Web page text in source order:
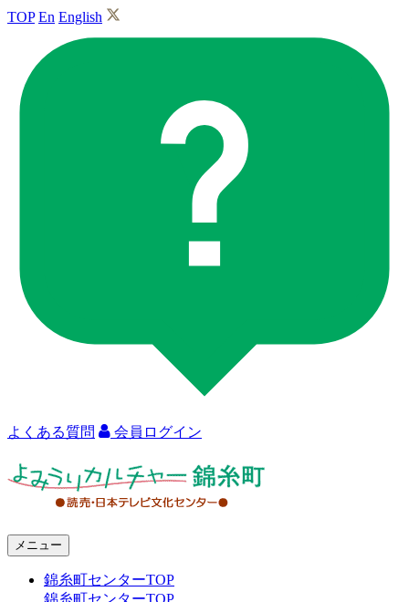
TOP En English
よくある質問 会員ログイン
メニュー
錦糸町センターTOP
錦糸町センターTOP